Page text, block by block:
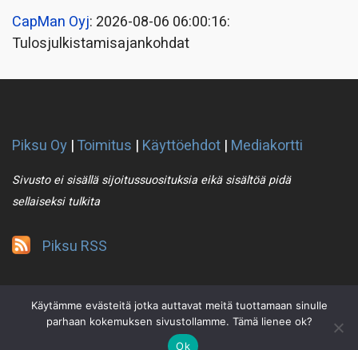
CapMan Oyj: 2026-08-06 06:00:16:
Tulosjulkistamisajankohdat
Piksu Oy |Toimitus | Käyttöehdot | Mediakortti
Sivusto ei sisällä sijoitussuosituksia eikä sisältöä pidä
sellaiseksi tulkita
Piksu RSS
Käytämme evästeitä jotka auttavat meitä tuottamaan sinulle
parhaan kokemuksen sivustollamme. Tämä lienee ok?
Ok